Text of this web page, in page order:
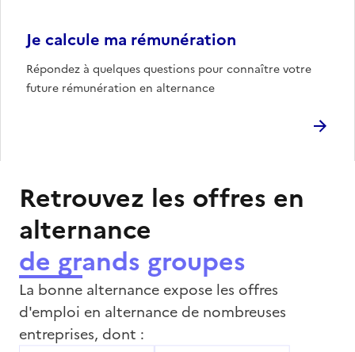
Je calcule ma rémunération
Répondez à quelques questions pour connaître votre
future rémunération en alternance
Retrouvez les offres en
alternance
de grands groupes
La bonne alternance expose les offres
d'emploi en alternance de nombreuses
entreprises, dont :